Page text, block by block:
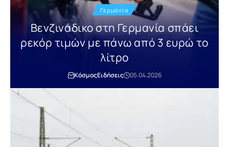
Γερμανία
Βενζινάδικο στη Γερμανία σπάει
ρεκόρ τιμών με πάνω από 3 ευρώ το
λίτρο
ΚόσμοςΕιδήσεις 05.04.2026